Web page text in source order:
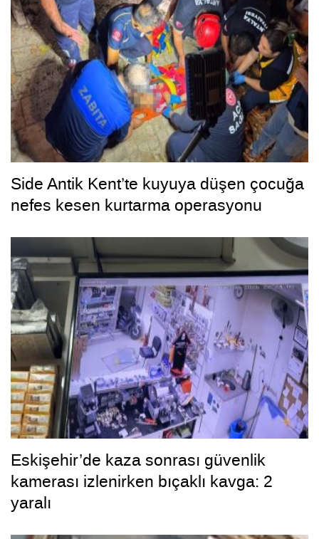
Side Antik Kent’te kuyuya düşen çocuğa
nefes kesen kurtarma operasyonu
Eskişehir’de kaza sonrası güvenlik
kamerası izlenirken bıçaklı kavga: 2
yaralı